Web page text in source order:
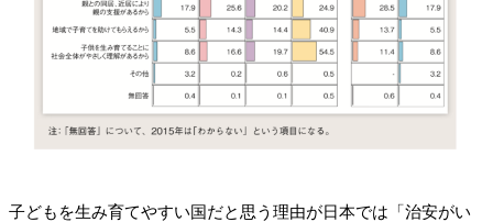
子どもを生み育てやすい国だと思う理由が日本では「治安がい